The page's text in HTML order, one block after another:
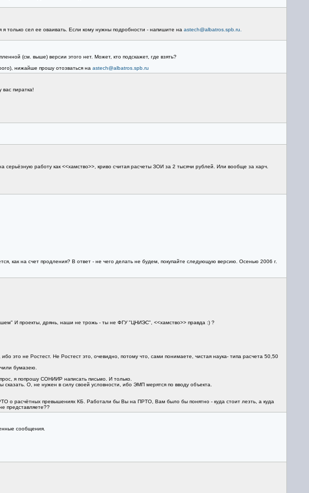
сел ее оваивать. Если кому нужны подробности - напишите на astech@albatros.spb.ru.
(см. выше) версии этого нет. Может, кто подскажет, где взять?
нижайше прошу отозваться на astech@albatros.spb.ru
пиратка!
работу как <<хамство>>, криво считая расчеты ЗОИ за 2 тысячи рублей. Или вообще за харч.
как на счет продления? В ответ - не чего делать не будем, покупайте следующую версию. Осенью 2006 г.
И проекты, дрянь, наши не трожь - ты не ФГУ "ЦНИЭС", <<хамство>> правда :) ?
это не Ростест. Не Ростест это, очевидно, потому что, сами понимаете, чистая наука- типа расчета 50,50
бумазею.
я попрошу СОНИИР написать письмо. И только.
О, не нужен в силу своей условности, ибо ЭМП мерятся по вводу объекта.
о расчётных превышениях КБ. Работали бы Вы на ПРТО, Вам было бы понятно - куда стоит лезть, а куда
представляете??
сообщения.